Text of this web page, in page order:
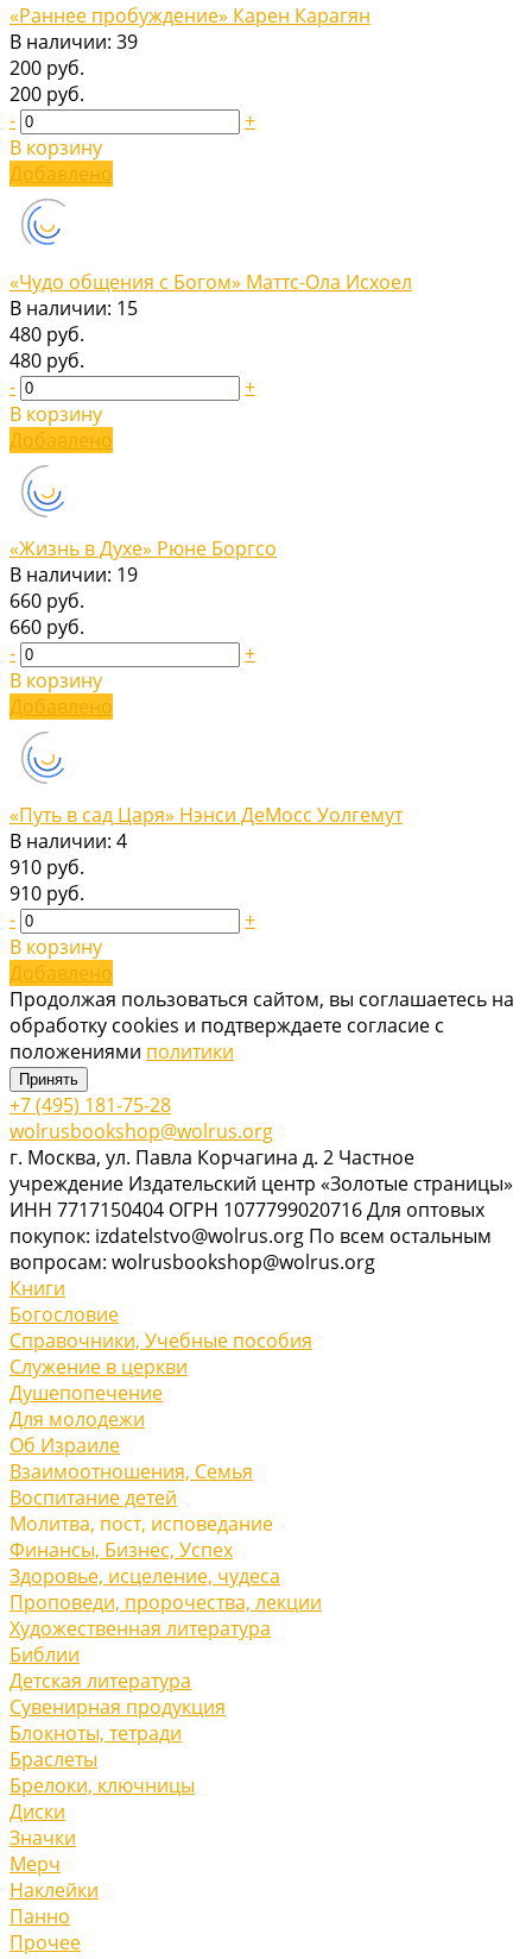
«Раннее пробуждение» Карен Карагян
В наличии: 39
200 руб.
200 руб.
-
+
В корзину
Добавлено
«Чудо общения с Богом» Маттс-Ола Исхоел
В наличии: 15
480 руб.
480 руб.
-
+
В корзину
Добавлено
«Жизнь в Духе» Рюне Боргсо
В наличии: 19
660 руб.
660 руб.
-
+
В корзину
Добавлено
«Путь в сад Царя» Нэнси ДеМосс Уолгемут
В наличии: 4
910 руб.
910 руб.
-
+
В корзину
Добавлено
Продолжая пользоваться сайтом, вы соглашаетесь на
обработку cookies и подтверждаете согласие с
положениями политики
Принять
+7 (495) 181-75-28
wolrusbookshop@wolrus.org
г. Москва, ул. Павла Корчагина д. 2 Частное
учреждение Издательский центр «Золотые страницы»
ИНН 7717150404 ОГРН 1077799020716 Для оптовых
покупок: izdatelstvo@wolrus.org По всем остальным
вопросам: wolrusbookshop@wolrus.org
Книги
Богословие
Справочники, Учебные пособия
Служение в церкви
Душепопечение
Для молодежи
Об Израиле
Взаимоотношения, Cемья
Воспитание детей
Молитва, пост, исповедание
Финансы, Бизнес, Успех
Здоровье, исцеление, чудеса
Проповеди, пророчества, лекции
Художественная литература
Библии
Детская литература
Сувенирная продукция
Блокноты, тетради
Браслеты
Брелоки, ключницы
Диски
Значки
Мерч
Наклейки
Панно
Прочее